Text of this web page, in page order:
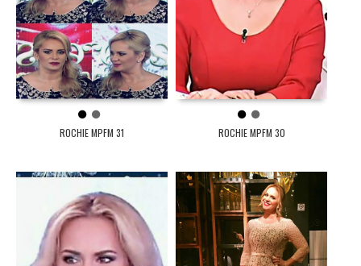
1 2
ROCHIE MPFM 31
1 2
ROCHIE MPFM 30